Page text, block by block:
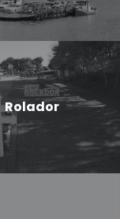
Rolador